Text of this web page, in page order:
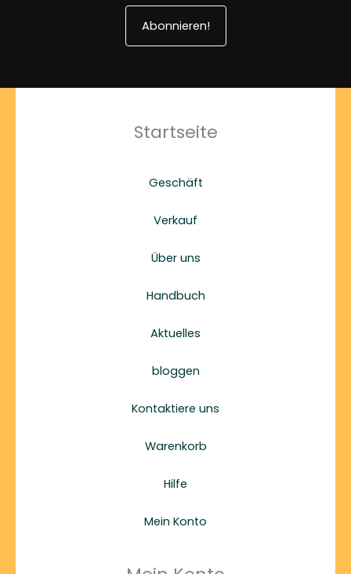
Abonnieren!
Startseite
Geschäft
Verkauf
Über uns
Handbuch
Aktuelles
bloggen
Kontaktiere uns
Warenkorb
Hilfe
Mein Konto